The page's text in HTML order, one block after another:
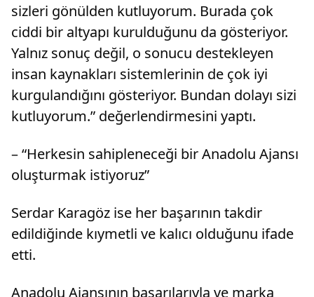
sizleri gönülden kutluyorum. Burada çok
ciddi bir altyapı kurulduğunu da gösteriyor.
Yalnız sonuç değil, o sonucu destekleyen
insan kaynakları sistemlerinin de çok iyi
kurgulandığını gösteriyor. Bundan dolayı sizi
kutluyorum.” değerlendirmesini yaptı.
– “Herkesin sahipleneceği bir Anadolu Ajansı
oluşturmak istiyoruz”
Serdar Karagöz ise her başarının takdir
edildiğinde kıymetli ve kalıcı olduğunu ifade
etti.
Anadolu Ajansının başarılarıyla ve marka